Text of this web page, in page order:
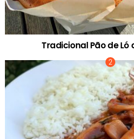
Tradicional Pão de Ló